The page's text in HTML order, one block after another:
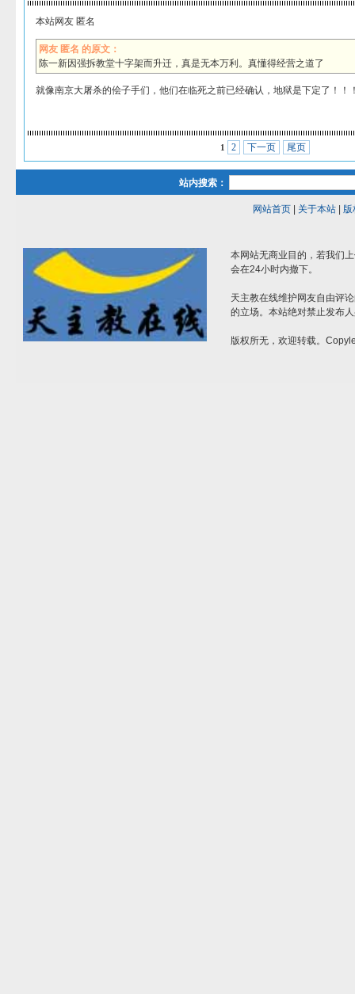
本站网友 匿名
网友 匿名 的原文：
陈一新因强拆教堂十字架而升迁，真是无本万利。真懂得经营之道了
就像南京大屠杀的侩子手们，他们在临死之前已经确认，地狱是下定了！！
1 2 下一页 尾页
站内搜索：
网站首页| 关于本站| 版
本网站无商业目的，若我们
会在24小时内撤下。
天主教在线维护网友自由评
的立场。本站绝对禁止发布
版权所无，欢迎转载。